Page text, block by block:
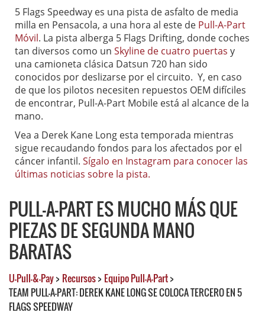
5 Flags Speedway es una pista de asfalto de media
milla en Pensacola, a una hora al este de Pull-A-Part
Móvil. La pista alberga 5 Flags Drifting, donde coches
tan diversos como un Skyline de cuatro puertas y
una camioneta clásica Datsun 720 han sido
conocidos por deslizarse por el circuito. Y, en caso
de que los pilotos necesiten repuestos OEM difíciles
de encontrar, Pull-A-Part Mobile está al alcance de la
mano.
Vea a Derek Kane Long esta temporada mientras
sigue recaudando fondos para los afectados por el
cáncer infantil. Sígalo en Instagram para conocer las
últimas noticias sobre la pista.
PULL-A-PART ES MUCHO MÁS QUE
PIEZAS DE SEGUNDA MANO
BARATAS
U-Pull-&-Pay> Recursos> Equipo Pull-A-Part>
TEAM PULL-A-PART: DEREK KANE LONG SE COLOCA TERCERO EN 5
FLAGS SPEEDWAY